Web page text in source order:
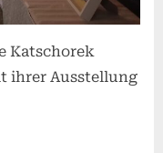
Katschorek
ihrer Ausstellung